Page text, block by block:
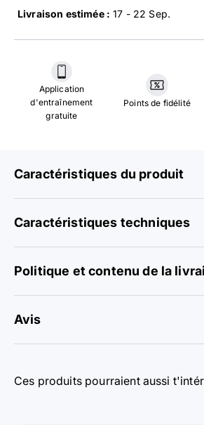
Livraison estimée : 17 - 22 Sep.
Application
d'entraînement
gratuite
Points de fidélité
Caractéristiques du produit
Caractéristiques techniques
Politique et contenu de la
Avis
Ces produits pourraient aussi